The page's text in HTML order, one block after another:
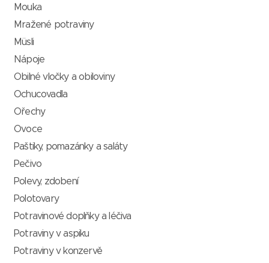
Mouka
Mražené potraviny
Müsli
Nápoje
Obilné vločky a obiloviny
Ochucovadla
Ořechy
Ovoce
Paštiky, pomazánky a saláty
Pečivo
Polevy, zdobení
Polotovary
Potravinové doplňky a léčiva
Potraviny v aspiku
Potraviny v konzervě